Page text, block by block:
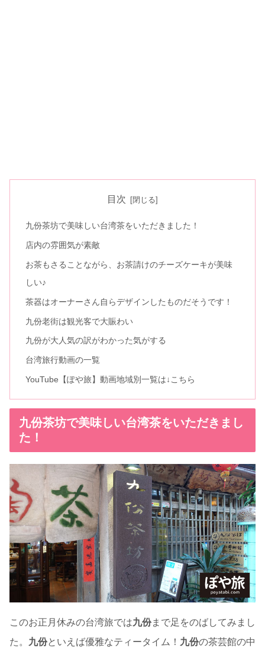
目次
九份茶坊で美味しい台湾茶をいただきました！
店内の雰囲気が素敵
お茶もさることながら、お茶請けのチーズケーキが美味
しい♪
茶器はオーナーさん自らデザインしたものだそうです！
九份老街は観光客で大賑わい
九份が大人気の訳がわかった気がする
台湾旅行動画の一覧
YouTube【ぽや旅】動画地域別一覧は↓こちら
九份茶坊で美味しい台湾茶をいただきまし
た！
このお正月休みの台湾旅では九份まで足をのばしてみまし
た。 九份といえば優雅なティータイム！ 九份の茶芸館の中